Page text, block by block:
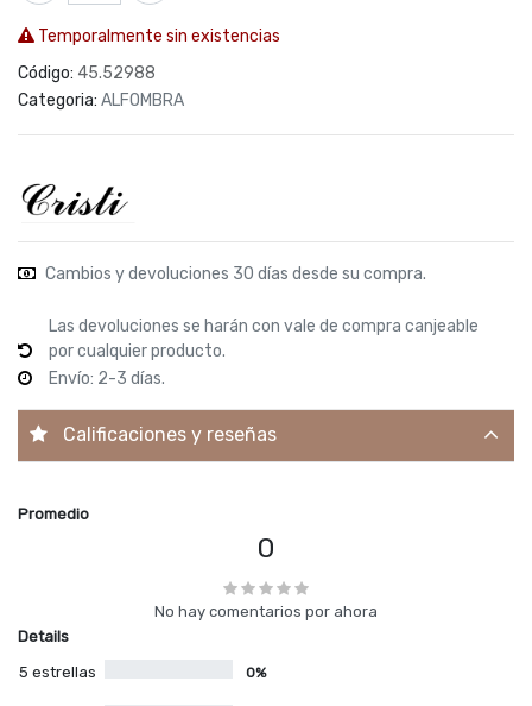
Temporalmente sin existencias
Código: 45.52988
Categoria: ALFOMBRA
Cambios y devoluciones 30 días desde su compra.
Las devoluciones se harán con vale de compra canjeable
por cualquier producto.
Envío: 2-3 días.
Calificaciones y reseñas
Promedio
0
No hay comentarios por ahora
Details
5 estrellas
0%